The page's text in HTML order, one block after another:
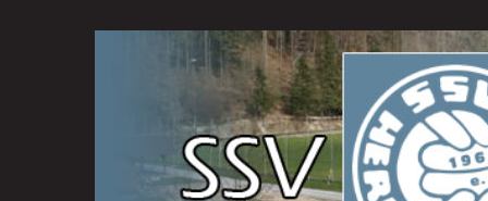
SSV Herlinghausen e. V.